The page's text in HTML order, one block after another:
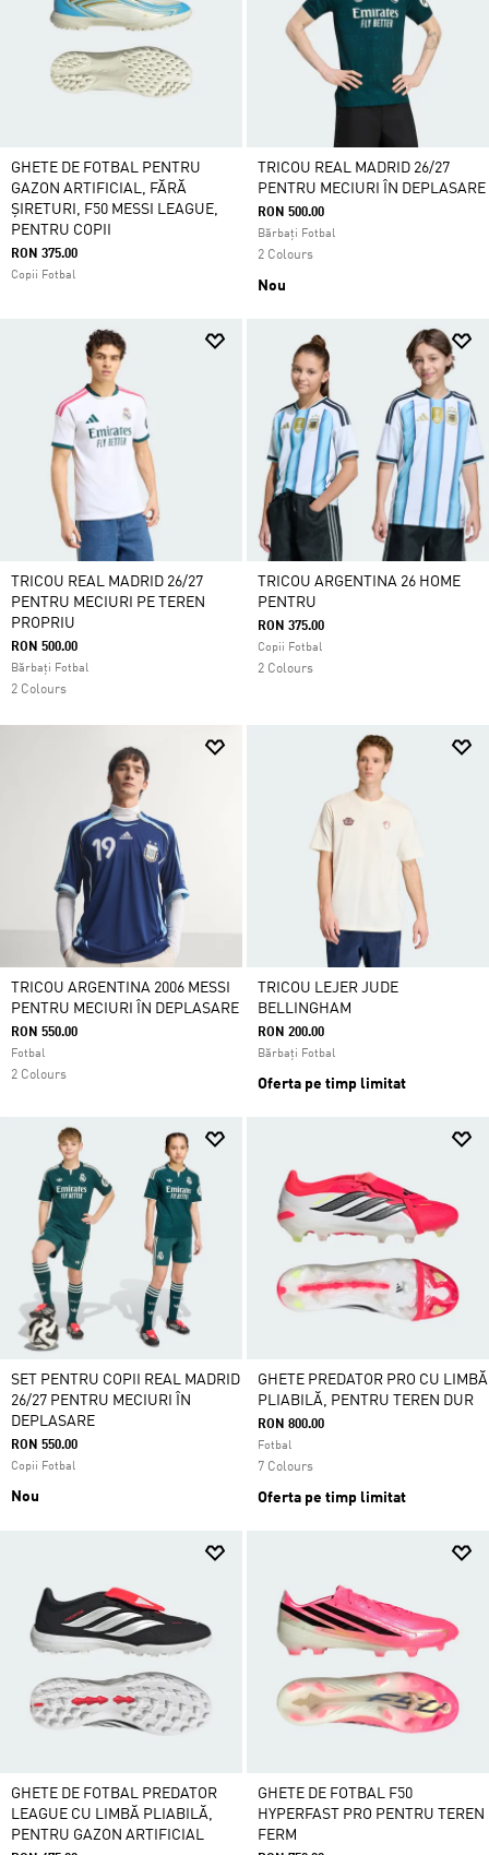
GHETE DE FOTBAL PENTRU
GAZON ARTIFICIAL, FĂRĂ
ȘIRETURI, F50 MESSI LEAGUE,
PENTRU COPII
RON 375.00
Copii Fotbal
TRICOU REAL MADRID 26/27
PENTRU MECIURI ÎN DEPLASARE
RON 500.00
Bărbați Fotbal
2 Colours
Nou
TRICOU REAL MADRID 26/27
PENTRU MECIURI PE TEREN
PROPRIU
RON 500.00
Bărbați Fotbal
2 Colours
TRICOU ARGENTINA 26 HOME
PENTRU
RON 375.00
Copii Fotbal
2 Colours
TRICOU ARGENTINA 2006 MESSI
PENTRU MECIURI ÎN DEPLASARE
RON 550.00
Fotbal
2 Colours
TRICOU LEJER JUDE
BELLINGHAM
RON 200.00
Bărbați Fotbal
Oferta pe timp limitat
SET PENTRU COPII REAL MADRID
26/27 PENTRU MECIURI ÎN
DEPLASARE
RON 550.00
Copii Fotbal
Nou
GHETE PREDATOR PRO CU LIMBĂ
PLIABILĂ, PENTRU TEREN DUR
RON 800.00
Fotbal
7 Colours
Oferta pe timp limitat
GHETE DE FOTBAL PREDATOR
LEAGUE CU LIMBĂ PLIABILĂ,
PENTRU GAZON ARTIFICIAL
GHETE DE FOTBAL F50
HYPERFAST PRO PENTRU TEREN
FERM